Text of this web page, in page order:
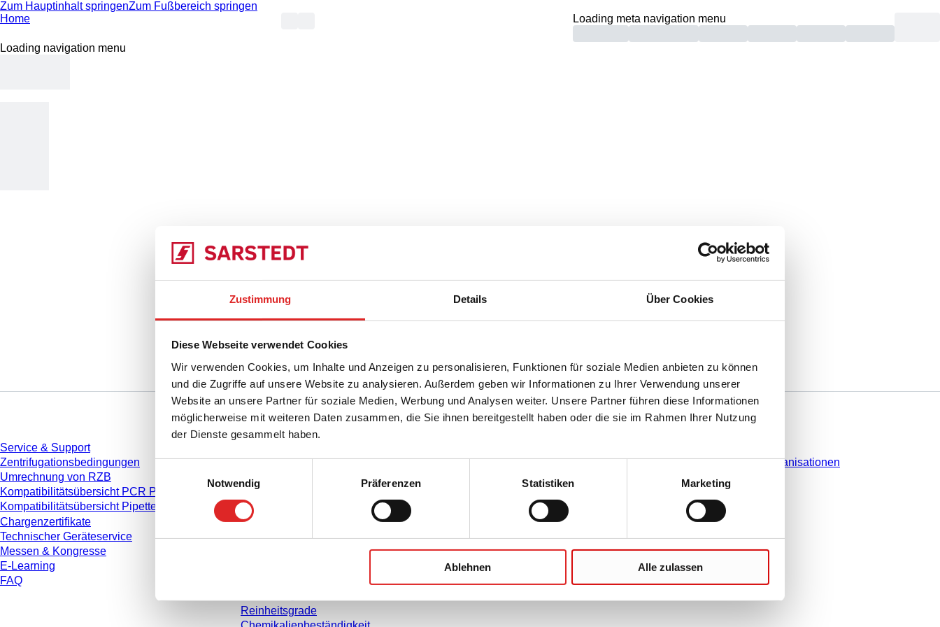
Zustimmung Details Über Cookies
Diese Webseite verwendet Cookies
Wir verwenden Cookies, um Inhalte und Anzeigen zu personalisieren, Funktionen für soziale Medien anbieten zu können
und die Zugriffe auf unsere Website zu analysieren. Außerdem geben wir Informationen zu Ihrer Verwendung unserer
Website an unsere Partner für soziale Medien, Werbung und Analysen weiter. Unsere Partner führen diese Informationen
möglicherweise mit weiteren Daten zusammen, die Sie ihnen bereitgestellt haben oder die sie im Rahmen Ihrer Nutzung
der Dienste gesammelt haben.
Notwendig
Präferenzen Statistiken Marketing
Ablehnen Alle zulassen
Zum Hauptinhalt springenZum Fußbereich springen
Home
Loading meta navigation menu
Loading navigation menu
404 -Seite nicht gefunden.
ZURÜCK ZUR HOMEPAGE
Service & Support
Zentrifugationsbedingungen
Umrechnung von RZB
Kompatibilitätsübersicht PCR Platten
Kompatibilitätsübersicht Pipettenspitzen
Chargenzertifikate
Technischer Geräteservice
Messen & Kongresse
E-Learning
FAQ
Download
Broschüren
Anwenderinformationen
Gebrauchshinweise
Bedienungsanleitungen
Studien
Sicherheitsdatenblätter
Reinheitsgrade
Unternehmen und Karriere
Über uns
Compliance
Sie haben Fragen?
Vertriebsorganisationen